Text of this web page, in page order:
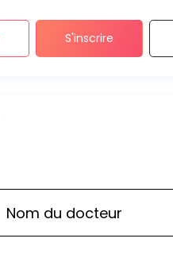
S'inscrire